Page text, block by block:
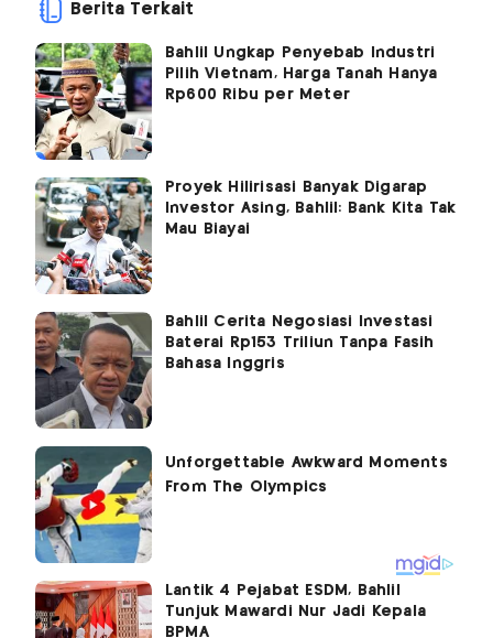
Berita Terkait
Bahlil Ungkap Penyebab Industri
Pilih Vietnam, Harga Tanah Hanya
Rp600 Ribu per Meter
Proyek Hilirisasi Banyak Digarap
Investor Asing, Bahlil: Bank Kita Tak
Mau Biayai
Bahlil Cerita Negosiasi Investasi
Baterai Rp153 Triliun Tanpa Fasih
Bahasa Inggris
Lantik 4 Pejabat ESDM, Bahlil
Tunjuk Mawardi Nur Jadi Kepala
BPMA